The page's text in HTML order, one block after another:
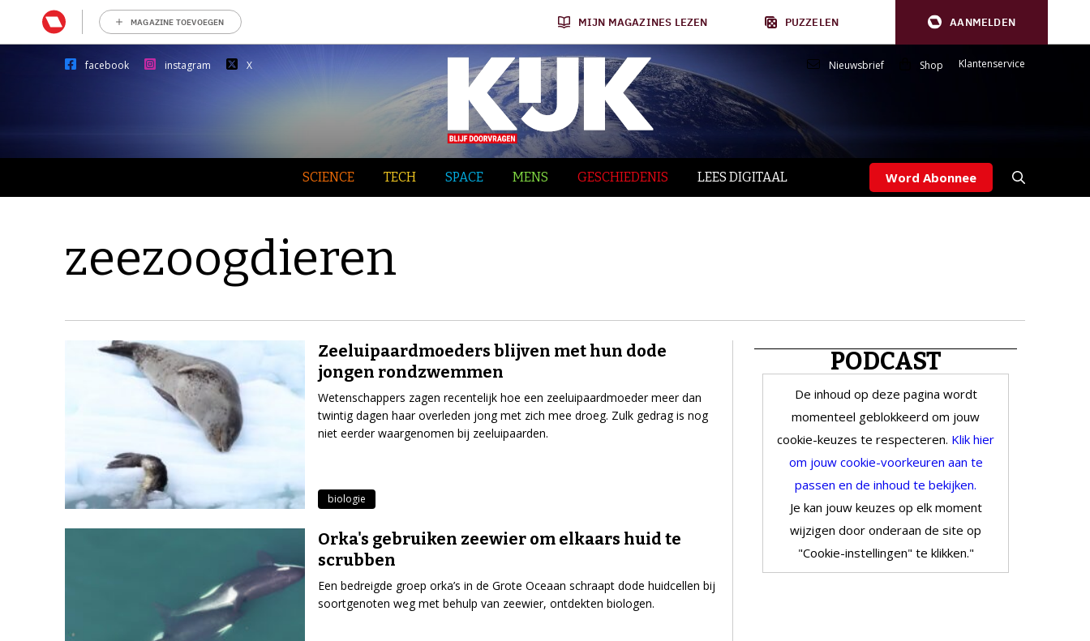
MAGAZINE TOEVOEGEN MIJN MAGAZINES LEZEN PUZZELEN AANMELDEN
facebook instagram X Nieuwsbrief Shop Klantenservice
SCIENCE TECH SPACE MENS GESCHIEDENIS LEES DIGITAAL Word Abonnee
zeezoogdieren
Zeeluipaardmoeders blijven met hun dode
jongen rondzwemmen
Wetenschappers zagen recentelijk hoe een zeeluipaardmoeder meer dan
twintig dagen haar overleden jong met zich mee droeg. Zulk gedrag is nog
niet eerder waargenomen bij zeeluipaarden.
biologie
Orka's gebruiken zeewier om elkaars huid te
scrubben
Een bedreigde groep orka’s in de Grote Oceaan schraapt dode huidcellen bij
soortgenoten weg met behulp van zeewier, ontdekten biologen.
PODCAST
De inhoud op deze pagina wordt
momenteel geblokkeerd om jouw
cookie-keuzes te respecteren. Klik hier
om jouw cookie-voorkeuren aan te
passen en de inhoud te bekijken.
Je kan jouw keuzes op elk moment
wijzigen door onderaan de site op
"Cookie-instellingen" te klikken."